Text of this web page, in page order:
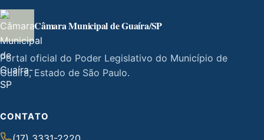
Câmara Municipal de Guaíra/SP
Portal oficial do Poder Legislativo do Município de
Guaíra, Estado de São Paulo.
CONTATO